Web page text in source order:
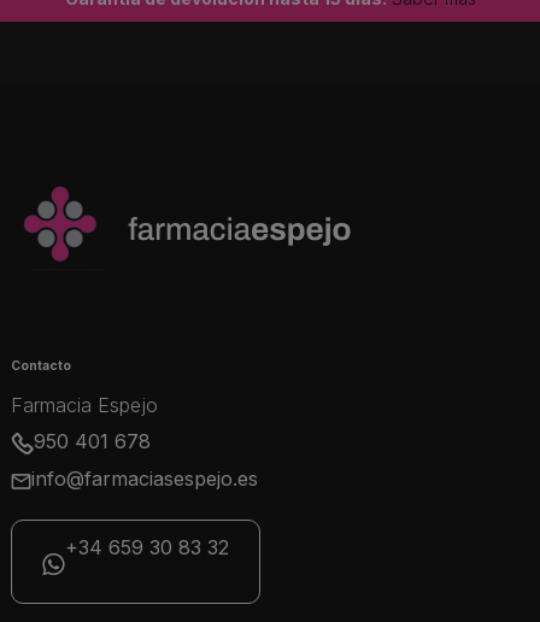
Contacto
Farmacia Espejo
950 401 678
info@farmaciasespejo.es
+34 659 30 83 32